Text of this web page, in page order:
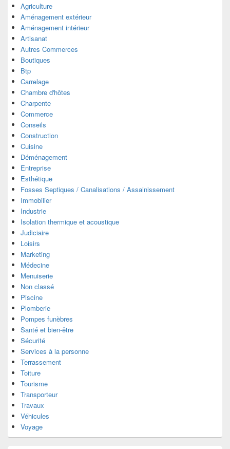
Agriculture
Aménagement extérieur
Aménagement intérieur
Artisanat
Autres Commerces
Boutiques
Btp
Carrelage
Chambre d'hôtes
Charpente
Commerce
Conseils
Construction
Cuisine
Déménagement
Entreprise
Esthétique
Fosses Septiques / Canalisations / Assainissement
Immobilier
Industrie
Isolation thermique et acoustique
Judiciaire
Loisirs
Marketing
Médecine
Menuiserie
Non classé
Piscine
Plomberie
Pompes funèbres
Santé et bien-être
Sécurité
Services à la personne
Terrassement
Toiture
Tourisme
Transporteur
Travaux
Véhicules
Voyage